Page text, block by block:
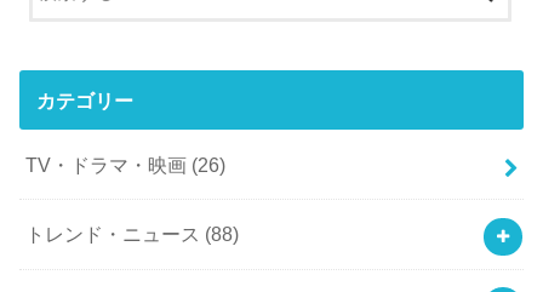
カテゴリー
TV・ドラマ・映画 (26)
トレンド・ニュース (88)